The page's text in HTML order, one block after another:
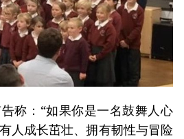
：“如果你是一名鼓舞人心
人成长茁壮、拥有韧性与冒险